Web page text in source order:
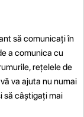
să comunicați în
a comunica cu
rețelele de
va ajuta nu numai
să câștigați mai